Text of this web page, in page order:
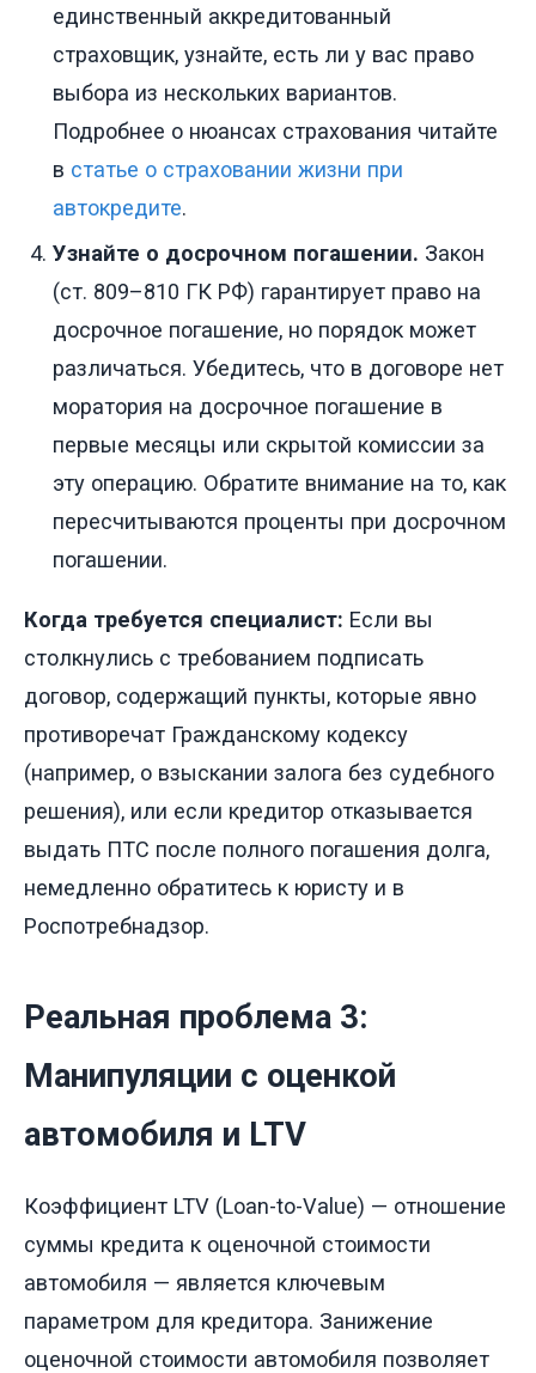
единственный аккредитованный
страховщик, узнайте, есть ли у вас право
выбора из нескольких вариантов.
Подробнее о нюансах страхования читайте
в статье о страховании жизни при
автокредите.
Узнайте о досрочном погашении. Закон
(ст. 809–810 ГК РФ) гарантирует право на
досрочное погашение, но порядок может
различаться. Убедитесь, что в договоре нет
моратория на досрочное погашение в
первые месяцы или скрытой комиссии за
эту операцию. Обратите внимание на то, как
пересчитываются проценты при досрочном
погашении.
Когда требуется специалист: Если вы
столкнулись с требованием подписать
договор, содержащий пункты, которые явно
противоречат Гражданскому кодексу
(например, о взыскании залога без судебного
решения), или если кредитор отказывается
выдать ПТС после полного погашения долга,
немедленно обратитесь к юристу и в
Роспотребнадзор.
Реальная проблема 3:
Манипуляции с оценкой
автомобиля и LTV
Коэффициент LTV (Loan-to-Value) — отношение
суммы кредита к оценочной стоимости
автомобиля — является ключевым
параметром для кредитора. Занижение
оценочной стоимости автомобиля позволяет